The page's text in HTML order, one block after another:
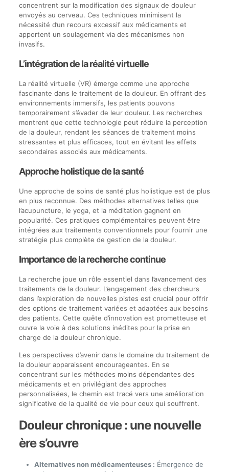
concentrent sur la modification des signaux de douleur
envoyés au cerveau. Ces techniques minimisent la
nécessité d’un recours excessif aux médicaments et
apportent un soulagement via des mécanismes non
invasifs.
L’intégration de la réalité virtuelle
La réalité virtuelle (VR) émerge comme une approche
fascinante dans le traitement de la douleur. En offrant des
environnements immersifs, les patients pouvons
temporairement s’évader de leur douleur. Les recherches
montrent que cette technologie peut réduire la perception
de la douleur, rendant les séances de traitement moins
stressantes et plus efficaces, tout en évitant les effets
secondaires associés aux médicaments.
Approche holistique de la santé
Une approche de soins de santé plus holistique est de plus
en plus reconnue. Des méthodes alternatives telles que
l’acupuncture, le yoga, et la méditation gagnent en
popularité. Ces pratiques complémentaires peuvent être
intégrées aux traitements conventionnels pour fournir une
stratégie plus complète de gestion de la douleur.
Importance de la recherche continue
La recherche joue un rôle essentiel dans l’avancement des
traitements de la douleur. L’engagement des chercheurs
dans l’exploration de nouvelles pistes est crucial pour offrir
des options de traitement variées et adaptées aux besoins
des patients. Cette quête d’innovation est prometteuse et
ouvre la voie à des solutions inédites pour la prise en
charge de la douleur chronique.
Les perspectives d’avenir dans le domaine du traitement de
la douleur apparaissent encourageantes. En se
concentrant sur les méthodes moins dépendantes des
médicaments et en privilégiant des approches
personnalisées, le chemin est tracé vers une amélioration
significative de la qualité de vie pour ceux qui souffrent.
Douleur chronique : une nouvelle
ère s’ouvre
Alternatives non médicamenteuses : Émergence de